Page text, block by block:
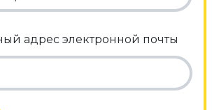
адрес электронной почты